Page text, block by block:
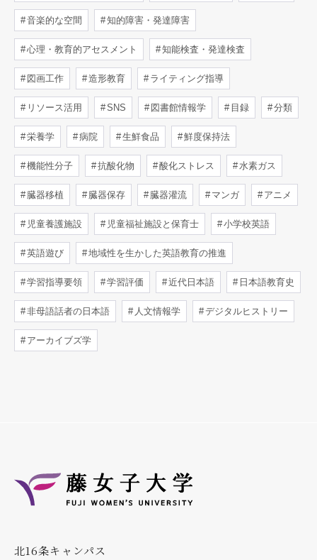
音楽的な空間 知的障害・発達障害
心理・教育的アセスメント 知能検査・発達検査
図画工作 造形教育 ライティング指導
リソース活用 SNS 図書館情報学 目録 分類
栄養学 病院 生鮮食品 鮮度保持法
機能性分子 抗酸化物 酸化ストレス 水素ガス
臓器移植 臓器保存 臓器灌流 マンガ アニメ
児童養護施設 児童福祉施設と保育士 小学校英語
英語遊び 地域性を生かした英語教育の推進
学習指導要領 学習評価 近代日本語 日本語教育史
非母語話者の日本語 人文情報学 デジタルヒストリー
アーカイブズ学
北16条キャンパス